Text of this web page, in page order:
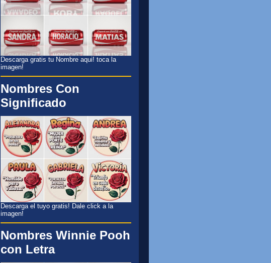
Descarga gratis tu Nombre aqui! toca la
imagen!
Nombres Con
Significado
Descarga el tuyo gratis! Dale click a la
imagen!
Nombres Winnie Pooh
con Letra